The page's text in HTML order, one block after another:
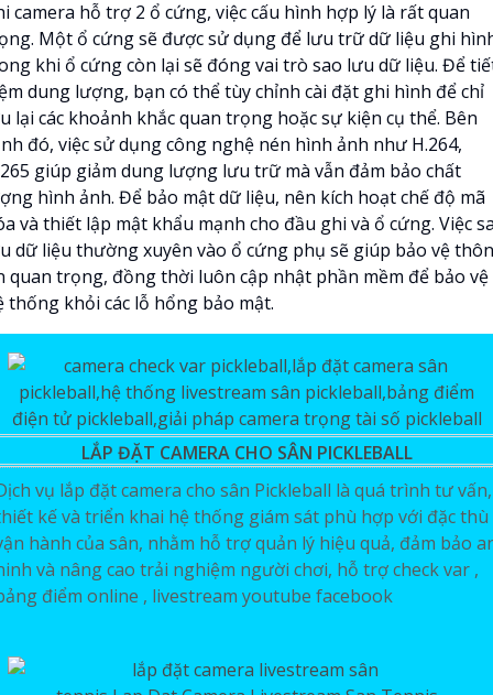
camera hỗ trợ 2 ổ cứng, việc cấu hình hợp lý là rất quan
Một ổ cứng sẽ được sử dụng để lưu trữ dữ liệu ghi
khi ổ cứng còn lại sẽ đóng vai trò sao lưu dữ liệu. Để
dung lượng, bạn có thể tùy chỉnh cài đặt ghi hình để chỉ
lại các khoảnh khắc quan trọng hoặc sự kiện cụ thể. Bên
đó, việc sử dụng công nghệ nén hình ảnh như H.264,
giúp giảm dung lượng lưu trữ mà vẫn đảm bảo chất
hình ảnh. Để bảo mật dữ liệu, nên kích hoạt chế độ mã
và thiết lập mật khẩu mạnh cho đầu ghi và ổ cứng. Việc
dữ liệu thường xuyên vào ổ cứng phụ sẽ giúp bảo vệ
quan trọng, đồng thời luôn cập nhật phần mềm để bảo vệ
thống khỏi các lỗ hổng bảo mật.
LẮP ĐẶT CAMERA CHO SÂN PICKLEBALL
vụ lắp đặt camera cho sân Pickleball là quá trình tư vấn,
kế và triển khai hệ thống giám sát phù hợp với đặc thù
hành của sân, nhằm hỗ trợ quản lý hiệu quả, đảm bảo
và nâng cao trải nghiệm người chơi, hỗ trợ check var ,
điểm online , livestream youtube facebook